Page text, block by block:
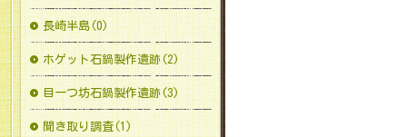
長崎半島(0)
ホゲット石鍋製作遺跡(2)
目一つ坊石鍋製作遺跡(3)
聞き取り調査(1)